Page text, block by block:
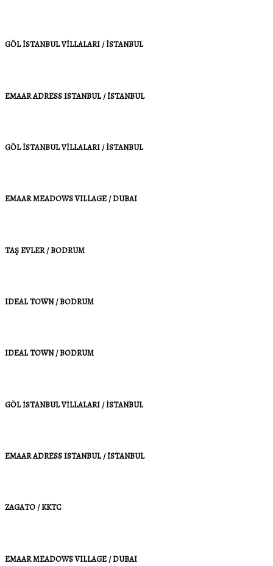
GÖL İSTANBUL VİLLALARI / İSTANBUL
EMAAR ADRESS ISTANBUL / İSTANBUL
GÖL İSTANBUL VİLLALARI / İSTANBUL
EMAAR MEADOWS VILLAGE / DUBAI
TAŞ EVLER / BODRUM
IDEAL TOWN / BODRUM
IDEAL TOWN / BODRUM
GÖL İSTANBUL VİLLALARI / İSTANBUL
EMAAR ADRESS ISTANBUL / İSTANBUL
ZAGATO / KKTC
EMAAR MEADOWS VILLAGE / DUBAI